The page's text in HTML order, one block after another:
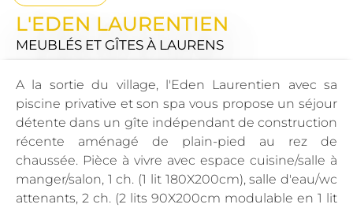
L'EDEN LAURENTIEN
MEUBLÉS ET GÎTES À LAURENS
A la sortie du village, l'Eden Laurentien avec sa
piscine privative et son spa vous propose un séjour
détente dans un gîte indépendant de construction
récente aménagé de plain-pied au rez de
chaussée. Pièce à vivre avec espace cuisine/salle à
manger/salon, 1 ch. (1 lit 180X200cm), salle d'eau/wc
attenants, 2 ch. (2 lits 90X200cm modulable en 1 lit